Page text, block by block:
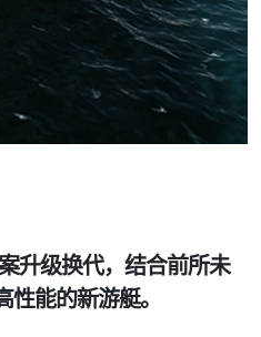
升级换代，结合前所未
能的新游艇。